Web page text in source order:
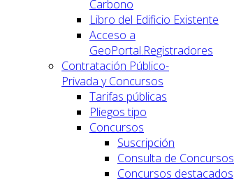
Carbono
Libro del Edificio Existente
Acceso a
GeoPortal.Registradores
Contratación Público-
Privada y Concursos
Tarifas públicas
Pliegos tipo
Concursos
Suscripción
Consulta de Concursos
Concursos destacados